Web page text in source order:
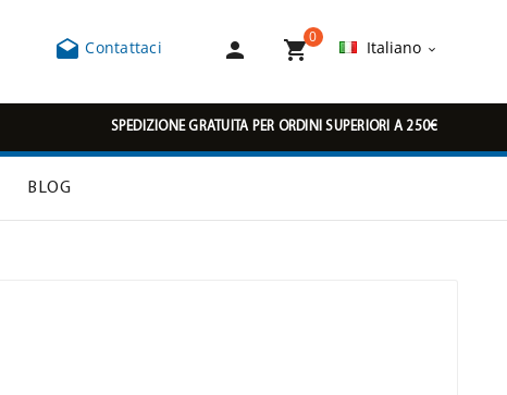
 Contattaci  
0
Italiano 
SPEDIZIONE GRATUITA PER ORDINI SUPERIORI A 250€
BLOG